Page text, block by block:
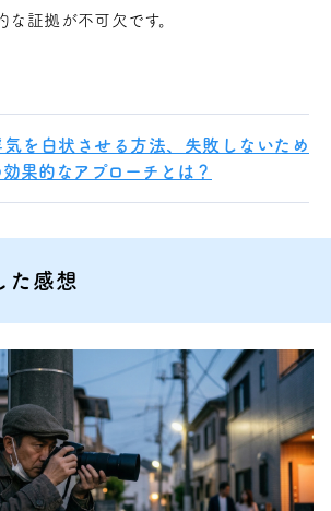
な証拠が不可欠です。
気を白状させる方法、失敗しないため
効果的なアプローチとは？
た感想